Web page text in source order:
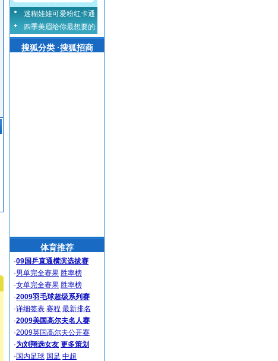
迷糊娃娃可爱粉红卡通
四季美眉给你最想要的
搜狐分类 ·搜狐招商
体育推荐
·09国乒直通横滨选拔赛
·男单完全赛果 胜率榜
·女单完全赛果 胜率榜
·2009羽毛球超级系列赛
·详细签表 赛程 最新排名
·2009美国高尔夫名人赛
·2009英国高尔夫公开赛
·为刘翔选女友 更多策划
· 国内足球 国足 中超